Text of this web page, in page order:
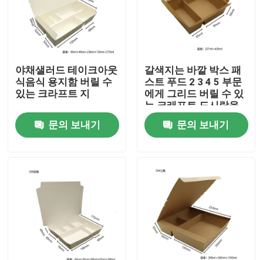
회사 소개
공장 견학
케이스
플라스틱 일회용 컵
야채샐러드 테이크아웃
식음식 용지함 버릴 수
있는 크라프트 지
문의 보내기
갈색지는 바깥 박스 패
스트 푸드 2 3 4 5 부문
에게 그리드 버릴 수 있
는 크래프트 도시락을
가지고 갑니다
문의 보내기